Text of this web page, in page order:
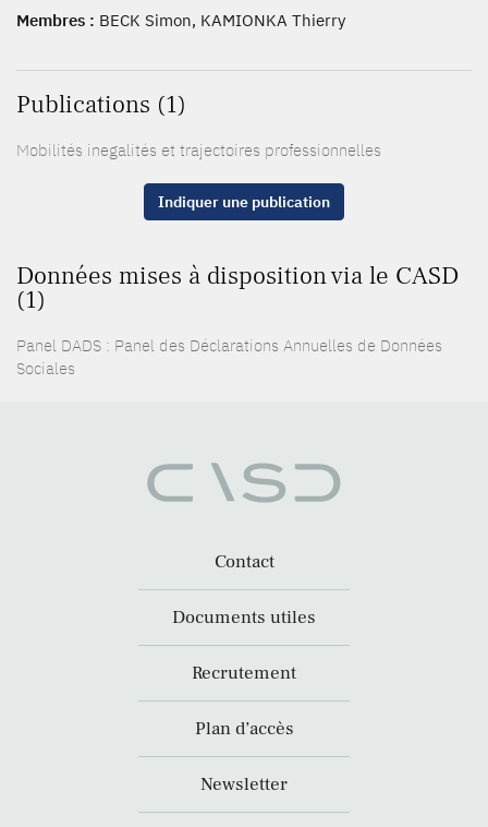
Membres : BECK Simon, KAMIONKA Thierry
Publications (1)
Mobilités inegalités et trajectoires professionnelles
Indiquer une publication
Données mises à disposition via le CASD
(1)
Panel DADS : Panel des Déclarations Annuelles de Données
Sociales
Contact
Documents utiles
Recrutement
Plan d’accès
Newsletter